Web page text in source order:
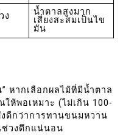
ง
น้ำตาลสูงมาก
เสี่ยงสะสมเป็นไข
มัน
หากเลือกผลไม้ที่มีน้ำตาล
ห้พอเหมาะ (ไม่เกิน 100-
ดีกว่าการทานขนมหวาน
วงดึกแน่นอน